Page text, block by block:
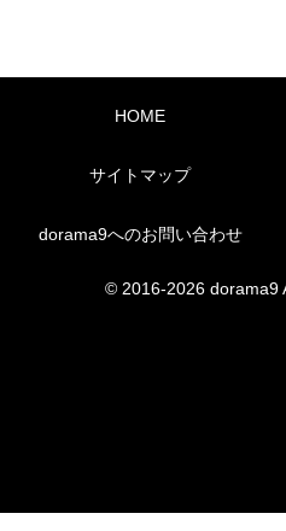
HOME
サイトマップ
dorama9へのお問い合わせ
© 2016-2026 dorama9